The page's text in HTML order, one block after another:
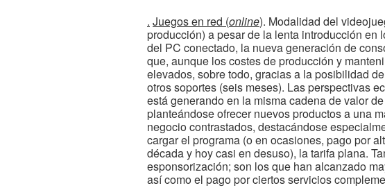
. Juegos en red (online). Modalidad del
producción) a pesar de la lenta introducción en
del PC conectado, la nueva generación de
que, aunque los costes de producción y
elevados, sobre todo, gracias a la posibilidad
otros soportes (seis meses). Las perspectivas
está generando en la misma cadena de valor
planteándose ofrecer nuevos productos a una
negocio contrastados, destacándose
cargar el programa (o en ocasiones, pago por
década y hoy casi en desuso), la tarifa plana.
esponsorización; son los que han alcanzado
así como el pago por ciertos servicios